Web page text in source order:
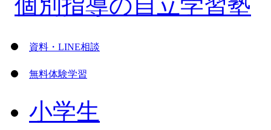
資料・LINE相談
無料体験学習
小学生